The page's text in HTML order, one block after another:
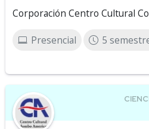
Corporación Centro Cultural
Presencial 5